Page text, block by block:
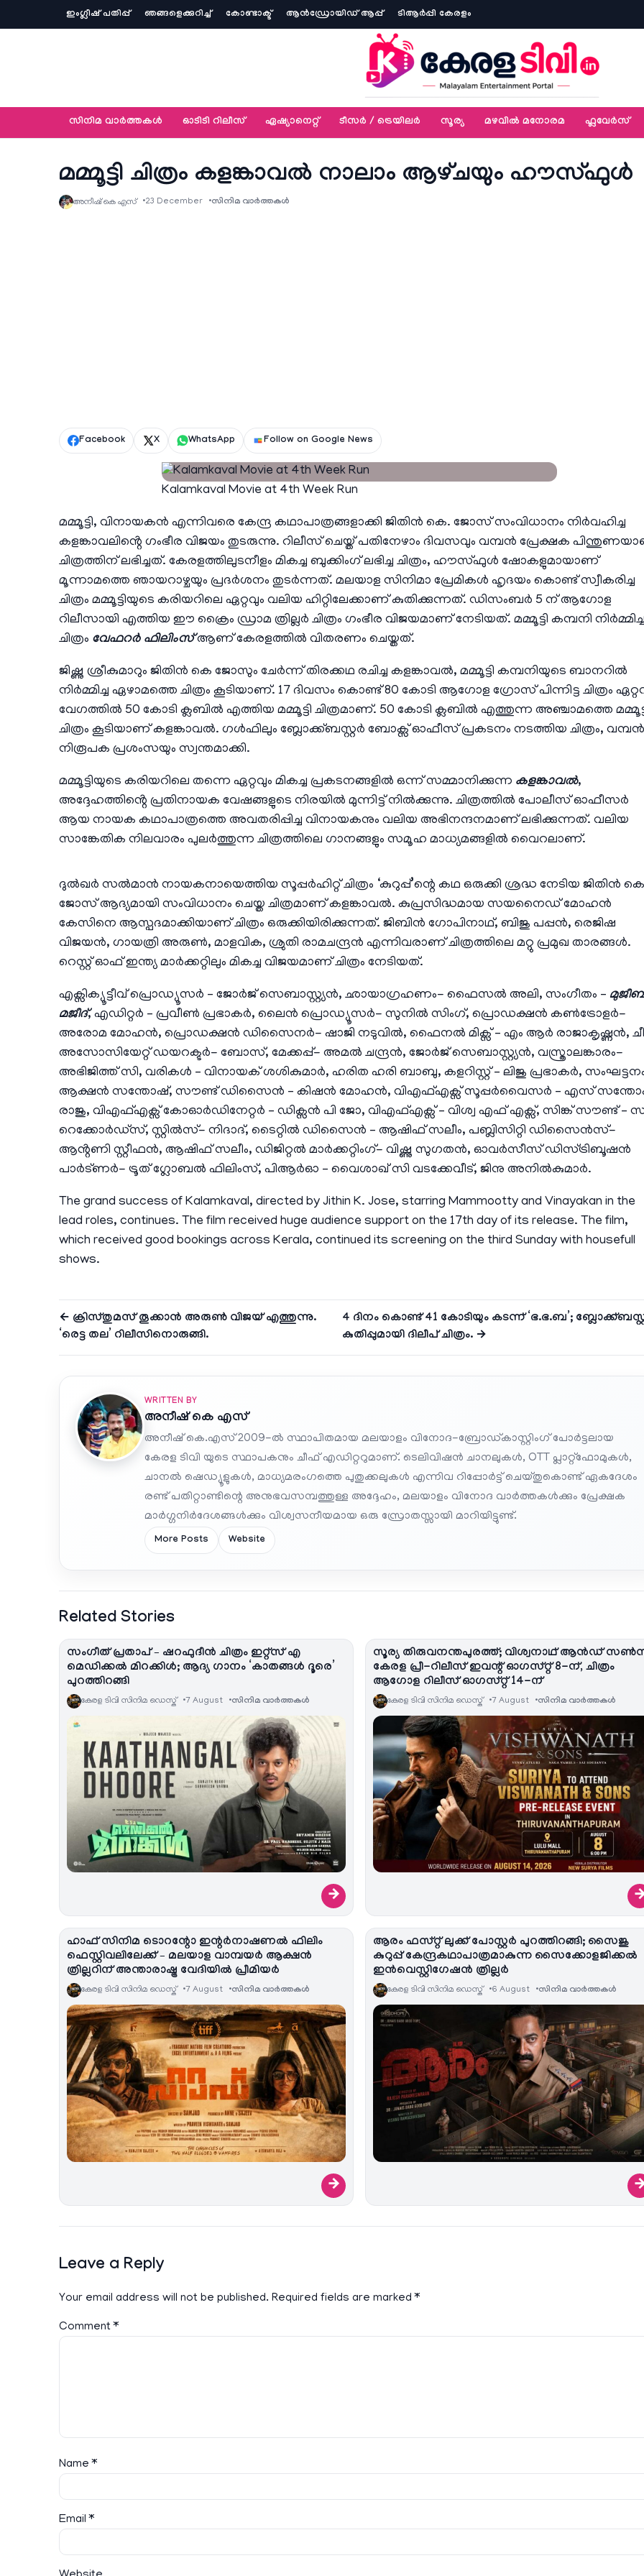
ഇംഗ്ലീഷ് പതിപ്പ് ഞങ്ങളെക്കുറിച്ച്‌ കോണ്ടാക്ട് ആൻഡ്രോയിഡ് ആപ്പ് ടിആര്‍പ്പി കേരളം
സിനിമ വാര്‍ത്തകള്‍ ഓടിടി റിലീസ് ഏഷ്യാനെറ്റ്‌ ടീസര്‍ / ട്രെയിലര്‍ സൂര്യ മഴവിൽ മനോരമ ഫ്ലവേര്‍സ്
മമ്മൂട്ടി ചിത്രം കളങ്കാവൽ നാലാം ആഴ്‌ചയും ഹൗസ്‌ഫുൾ
അനീഷ്‌ കെ എസ് 23 December സിനിമ വാര്‍ത്തകള്‍
Facebook X WhatsApp Follow on Google News
Kalamkaval Movie at 4th Week Run
മമ്മൂട്ടി, വിനായകൻ എന്നിവരെ കേന്ദ്ര കഥാപാത്രങ്ങളാക്കി ജിതിൻ കെ. ജോസ് സംവിധാനം നിർവഹിച്ച
കളങ്കാവലിൻ്റെ ഗംഭീര വിജയം തുടരുന്നു. റിലീസ് ചെയ്ത് പതിനേഴാം ദിവസവും വമ്പൻ പ്രേക്ഷക
ചിത്രത്തിന് ലഭിച്ചത്. കേരളത്തിലുടനീളം മികച്ച ബുക്കിംഗ് ലഭിച്ച ചിത്രം, ഹൗസ്ഫുൾ ഷോകളുമായാണ്
മൂന്നാമത്തെ ഞായറാഴ്ചയും പ്രദർശനം തുടർന്നത്. മലയാള സിനിമാ പ്രേമികൾ ഹൃദയം കൊണ്ട് സ്വീകരിച്ച
ചിത്രം മമ്മൂട്ടിയുടെ കരിയറിലെ ഏറ്റവും വലിയ ഹിറ്റിലേക്കാണ് കുതിക്കുന്നത്. ഡിസംബർ 5 ന് ആഗോള
റിലീസായി എത്തിയ ഈ ക്രൈം ഡ്രാമ ത്രില്ലർ ചിത്രം ഗംഭീര വിജയമാണ് നേടിയത്. മമ്മൂട്ടി കമ്പനി
ചിത്രം വേഫറർ ഫിലിംസ്ആണ് കേരളത്തിൽ വിതരണം ചെയ്തത്.
ജിഷ്ണു ശ്രീകുമാറും ജിതിൻ കെ ജോസും ചേർന്ന് തിരക്കഥ രചിച്ച കളങ്കാവൽ, മമ്മൂട്ടി കമ്പനിയുടെ ബാനറിൽ
നിർമ്മിച്ച ഏഴാമത്തെ ചിത്രം കൂടിയാണ്. 17 ദിവസം കൊണ്ട് 80 കോടി ആഗോള ഗ്രോസ് പിന്നിട്ട ചിത്രം
വേഗത്തിൽ 50 കോടി ക്ലബിൽ എത്തിയ മമ്മൂട്ടി ചിത്രമാണ്. 50 കോടി ക്ലബിൽ എത്തുന്ന അഞ്ചാമത്തെ
ചിത്രം കൂടിയാണ് കളങ്കാവൽ. ഗൾഫിലും ബ്ലോക്ക്ബസ്റ്റർ ബോക്സ് ഓഫീസ് പ്രകടനം നടത്തിയ ചിത്രം, വമ്പൻ
നിരൂപക പ്രശംസയും സ്വന്തമാക്കി.
മമ്മൂട്ടിയുടെ കരിയറിലെ തന്നെ ഏറ്റവും മികച്ച പ്രകടനങ്ങളിൽ ഒന്ന് സമ്മാനിക്കുന്ന കളങ്കാവൽ,
അദ്ദേഹത്തിൻ്റെ പ്രതിനായക വേഷങ്ങളുടെ നിരയിൽ മുന്നിട്ട് നിൽക്കുന്നു. ചിത്രത്തിൽ പോലീസ് ഓഫീസർ
ആയ നായക കഥാപാത്രത്തെ അവതരിപ്പിച്ച വിനായകനും വലിയ അഭിനന്ദനമാണ് ലഭിക്കുന്നത്. വലിയ
സാങ്കേതിക നിലവാരം പുലർത്തുന്ന ചിത്രത്തിലെ ഗാനങ്ങളും സമൂഹ മാധ്യമങ്ങളിൽ വൈറലാണ്.
ദുൽഖർ സൽമാൻ നായകനായെത്തിയ സൂപ്പർഹിറ്റ് ചിത്രം ‘കുറുപ്പ്’ന്റെ കഥ ഒരുക്കി ശ്രദ്ധ നേടിയ ജിതിൻ കെ
ജോസ് ആദ്യമായി സംവിധാനം ചെയ്ത ചിത്രമാണ് കളങ്കാവൽ. കുപ്രസിദ്ധമായ സയനൈഡ് മോഹൻ
കേസിനെ ആസ്പദമാക്കിയാണ് ചിത്രം ഒരുക്കിയിരിക്കുന്നത്. ജിബിൻ ഗോപിനാഥ്, ബിജു പപ്പൻ, രെജിഷ
വിജയൻ, ഗായത്രി അരുൺ, മാളവിക, ശ്രുതി രാമചന്ദ്രൻ എന്നിവരാണ് ചിത്രത്തിലെ മറ്റു പ്രമുഖ താരങ്ങൾ.
റെസ്റ്റ് ഓഫ് ഇന്ത്യ മാർക്കറ്റിലും മികച്ച വിജയമാണ് ചിത്രം നേടിയത്.
എക്സിക്യൂട്ടീവ് പ്രൊഡ്യൂസർ – ജോർജ് സെബാസ്റ്റ്യൻ, ഛായാഗ്രഹണം- ഫൈസൽ അലി, സംഗീതം –
മജീദ്, എഡിറ്റർ – പ്രവീൺ പ്രഭാകർ, ലൈൻ പ്രൊഡ്യൂസർ- സുനിൽ സിംഗ്, പ്രൊഡക്ഷൻ കൺട്രോളർ-
അരോമ മോഹൻ, പ്രൊഡക്ഷൻ ഡിസൈനർ- ഷാജി നടുവിൽ, ഫൈനൽ മിക്സ് – എം ആർ രാജാകൃഷ്ണൻ,
അസോസിയേറ്റ് ഡയറക്ടർ- ബോസ്, മേക്കപ്പ്- അമൽ ചന്ദ്രൻ, ജോർജ് സെബാസ്റ്റ്യൻ, വസ്ത്രാലങ്കാരം-
അഭിജിത്ത് സി, വരികൾ – വിനായക് ശശികുമാർ, ഹരിത ഹരി ബാബു, കളറിസ്റ്റ് – ലിജു പ്രഭാകർ,
ആക്ഷൻ സന്തോഷ്, സൗണ്ട് ഡിസൈൻ – കിഷൻ മോഹൻ, വിഎഫ്എക്സ് സൂപ്പർവൈസർ – എസ്
രാജു, വിഎഫ്എക്സ് കോഓർഡിനേറ്റർ – ഡിക്സൻ പി ജോ, വിഎഫ്എക്സ് – വിശ്വ എഫ് എക്സ്, സിങ്ക് സൗണ്ട് –
റെക്കോർഡ്സ്, സ്റ്റിൽസ്- നിദാദ്, ടൈറ്റിൽ ഡിസൈൻ – ആഷിഫ് സലീം, പബ്ലിസിറ്റി ഡിസൈൻസ്-
ആൻ്റണി സ്റ്റീഫൻ, ആഷിഫ് സലീം, ഡിജിറ്റൽ മാർക്കറ്റിംഗ്- വിഷ്ണു സുഗതൻ, ഓവർസീസ് ഡിസ്ട്രിബൂഷൻ
പാർട്ണർ- ട്രൂത് ഗ്ലോബൽ ഫിലിംസ്, പിആർഓ – വൈശാഖ് സി വടക്കേവീട്, ജിനു അനിൽകുമാർ.
The grand success of Kalamkaval, directed by Jithin K. Jose, starring Mammootty and Vinayakan in the
lead roles, continues. The film received huge audience support on the 17th day of its release. The film,
which received good bookings across Kerala, continued its screening on the third Sunday with housefull
shows.
← ക്രിസ്തുമസ് തൂക്കാന്‍ അരുണ്‍ വിജയ് എത്തുന്നു.
‘രെട്ട തല’ റിലീസിനൊരുങ്ങി.
4 ദിനം കൊണ്ട് 41 കോടിയും കടന്ന് ‘ഭ.ഭ.ബ’;
കുതിപ്പുമായി ദിലീപ് ചിത്രം. →
WRITTEN BY
അനീഷ്‌ കെ എസ്
അനീഷ് കെ.എസ് 2009-ൽ സ്ഥാപിതമായ മലയാളം വിനോദ-ബ്രോഡ്കാസ്റ്റിംഗ് പോർട്ടലായ
കേരള ടിവി യുടെ സ്ഥാപകനും ചീഫ് എഡിറ്ററുമാണ്. ടെലിവിഷൻ ചാനലുകൾ, OTT പ്ലാറ്റ്‌ഫോമുകൾ,
ചാനൽ ഷെഡ്യൂളുകൾ, മാധ്യമരംഗത്തെ പുതുക്കലുകൾ എന്നിവ റിപ്പോർട്ട് ചെയ്തുകൊണ്ട് ഏകദേശം
രണ്ട് പതിറ്റാണ്ടിന്റെ അനുഭവസമ്പത്തുള്ള അദ്ദേഹം, മലയാളം വിനോദ വാർത്തകൾക്കും പ്രേക്ഷക
മാർഗ്ഗനിർദേശങ്ങൾക്കും വിശ്വസനീയമായ ഒരു സ്രോതസ്സായി മാറിയിട്ടുണ്ട്.
More Posts Website
Related Stories
സംഗീത് പ്രതാപ് – ഷറഫുദീൻ ചിത്രം ഇറ്റ്സ് എ
മെഡിക്കൽ മിറക്കിൾ; ആദ്യ ഗാനം ‘കാതങ്ങൾ ദൂരെ’
പുറത്തിറങ്ങി
കേരള ടിവി സിനിമ ഡെസ്ക് 7 August സിനിമ വാര്‍ത്തകള്‍
→
സൂര്യ തിരുവനന്തപുരത്ത്; വിശ്വനാഥ് ആൻഡ്
കേരള പ്രീ-റിലീസ് ഇവന്റ് ഓഗസ്റ്റ് 8-ന്, ചിത്രം
ആഗോള റിലീസ് ഓഗസ്റ്റ് 14-ന്
കേരള ടിവി സിനിമ ഡെസ്ക് 7 August സിനിമ വാര്‍ത്തകള്‍
ഹാഫ് സിനിമ ടൊറന്റോ ഇന്റർനാഷണൽ ഫിലിം
ഫെസ്റ്റിവലിലേക്ക് – മലയാള വാമ്പയർ ആക്ഷൻ
ത്രില്ലറിന് അന്താരാഷ്ട്ര വേദിയിൽ പ്രീമിയർ
കേരള ടിവി സിനിമ ഡെസ്ക് 7 August സിനിമ വാര്‍ത്തകള്‍
→
ആരം ഫസ്റ്റ് ലുക്ക് പോസ്റ്റർ പുറത്തിറങ്ങി; സൈജു
കുറുപ്പ് കേന്ദ്രകഥാപാത്രമാകുന്ന സൈക്കോളജിക്കൽ
ഇൻവെസ്റ്റിഗേഷൻ ത്രില്ലർ
കേരള ടിവി സിനിമ ഡെസ്ക് 6 August സിനിമ വാര്‍ത്തകള്‍
Leave a Reply
Your email address will not be published. Required fields are marked*
Comment*
Name*
Email*